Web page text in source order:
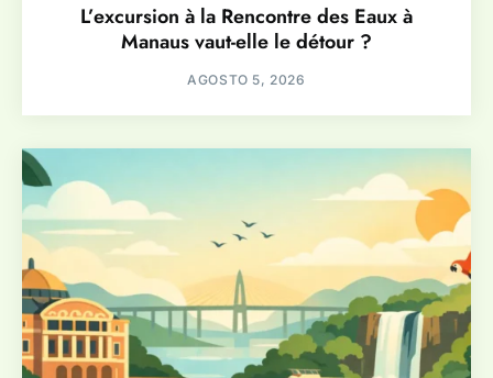
L’excursion à la Rencontre des Eaux à
Manaus vaut-elle le détour ?
AGOSTO 5, 2026